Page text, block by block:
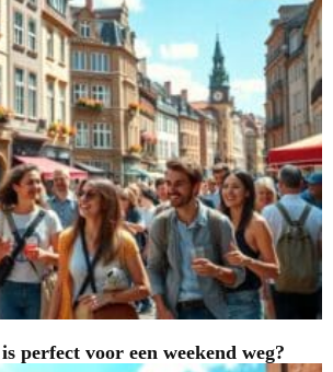
perfect voor een weekend weg?